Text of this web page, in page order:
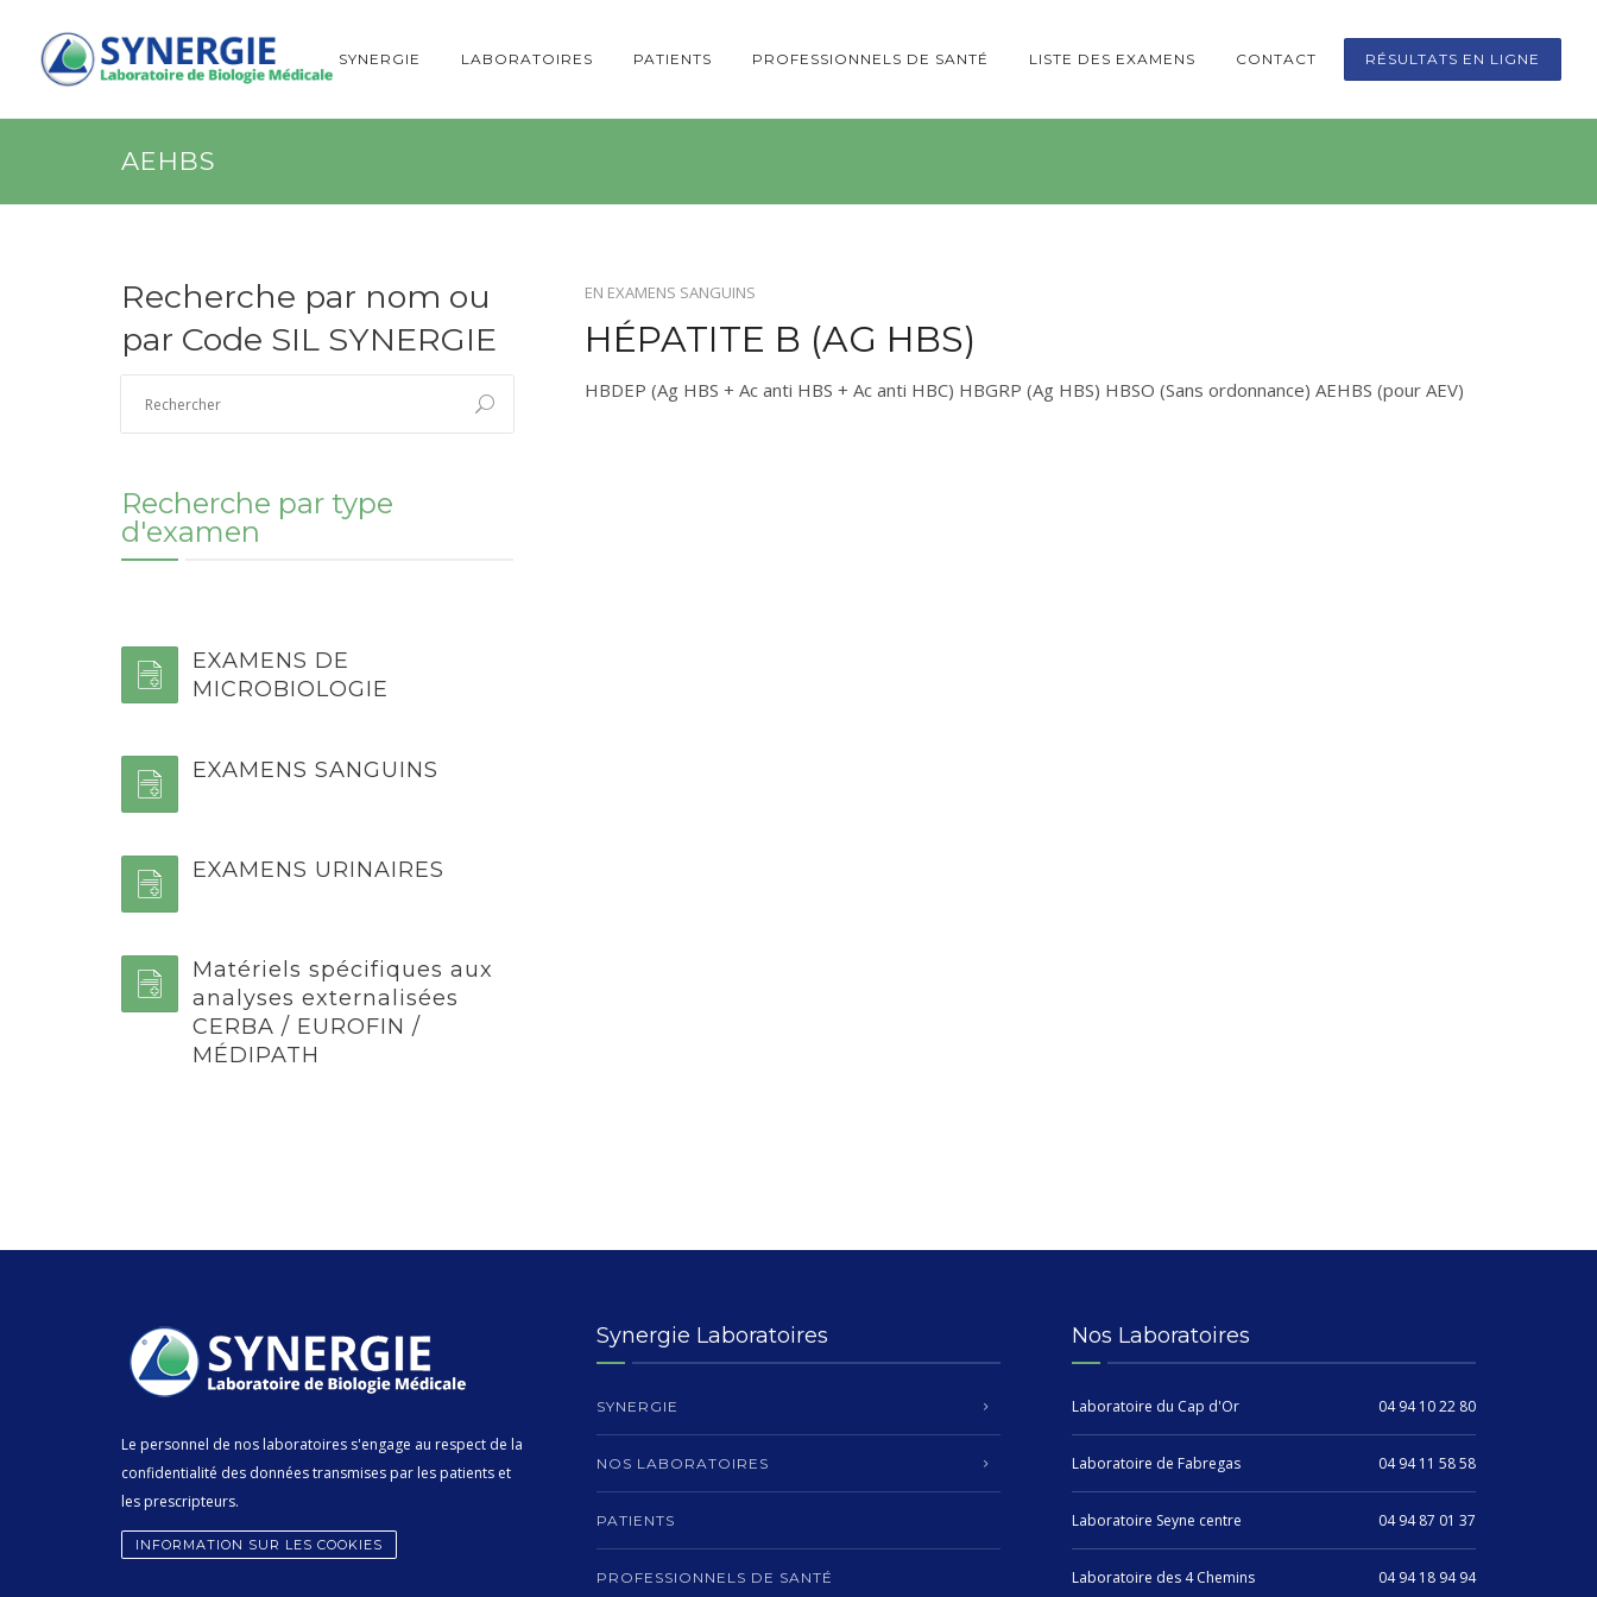
SYNERGIE LABORATOIRES PATIENTS PROFESSIONNELS DE SANTÉ LISTE DES EXAMENS CONTACT RÉSULTATS EN LIGNE
AEHBS
EN EXAMENS SANGUINS
HÉPATITE B (AG HBS)
HBDEP (Ag HBS + Ac anti HBS + Ac anti HBC) HBGRP (Ag HBS) HBSO (Sans ordonnance) AEHBS (pour AEV)
Recherche par nom ou
par Code SIL SYNERGIE
Recherche par type
d'examen
EXAMENS DE
MICROBIOLOGIE
EXAMENS SANGUINS
EXAMENS URINAIRES
Matériels spécifiques aux
analyses externalisées
CERBA / EUROFIN /
MÉDIPATH
Le personnel de nos laboratoires s'engage au respect de la
confidentialité des données transmises par les patients et
les prescripteurs.
INFORMATION SUR LES COOKIES
Synergie Laboratoires
SYNERGIE
NOS LABORATOIRES
PATIENTS
PROFESSIONNELS DE SANTÉ
Nos Laboratoires
Laboratoire du Cap d'Or 04 94 10 22 80
Laboratoire de Fabregas 04 94 11 58 58
Laboratoire Seyne centre 04 94 87 01 37
Laboratoire des 4 Chemins 04 94 18 94 94